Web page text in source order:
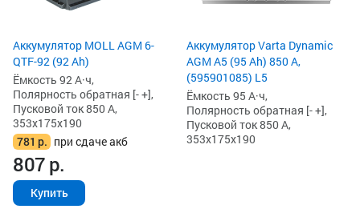
Аккумулятор MOLL AGM 6-
QTF-92 (92 Ah)
Ёмкость 92 А·ч,
Полярность обратная [- +],
Пусковой ток 850 А,
353x175x190
781 р. при сдаче акб
807р.
Купить
Аккумулятор Varta Dynamic
AGM A5 (95 Ah) 850 А,
(595901085) L5
Ёмкость 95 А·ч,
Полярность обратная [- +],
Пусковой ток 850 А,
353x175x190